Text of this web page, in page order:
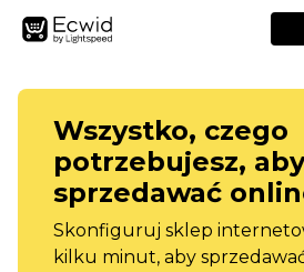
Wszystko, czego
potrzebujesz, aby
sprzedawać
Skonfiguruj sklep
kilku minut, aby